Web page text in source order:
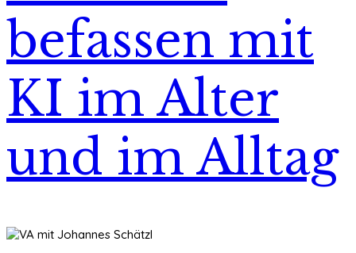
befassen mit
KI im Alter
und im Alltag